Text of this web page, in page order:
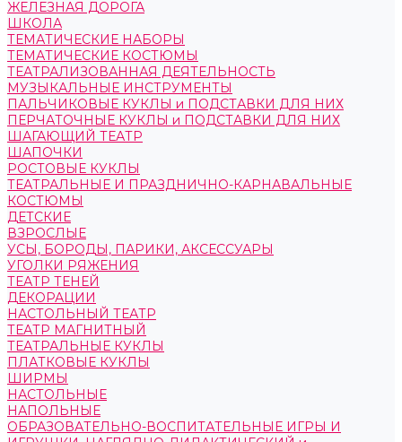
ЖЕЛЕЗНАЯ ДОРОГА
ШКОЛА
ТЕМАТИЧЕСКИЕ НАБОРЫ
ТЕМАТИЧЕСКИЕ КОСТЮМЫ
ТЕАТРАЛИЗОВАННАЯ ДЕЯТЕЛЬНОСТЬ
МУЗЫКАЛЬНЫЕ ИНСТРУМЕНТЫ
ПАЛЬЧИКОВЫЕ КУКЛЫ и ПОДСТАВКИ ДЛЯ НИХ
ПЕРЧАТОЧНЫЕ КУКЛЫ и ПОДСТАВКИ ДЛЯ НИХ
ШАГАЮЩИЙ ТЕАТР
ШАПОЧКИ
РОСТОВЫЕ КУКЛЫ
ТЕАТРАЛЬНЫЕ И ПРАЗДНИЧНО-КАРНАВАЛЬНЫЕ
КОСТЮМЫ
ДЕТСКИЕ
ВЗРОСЛЫЕ
УСЫ, БОРОДЫ, ПАРИКИ, АКСЕССУАРЫ
УГОЛКИ РЯЖЕНИЯ
ТЕАТР ТЕНЕЙ
ДЕКОРАЦИИ
НАСТОЛЬНЫЙ ТЕАТР
ТЕАТР МАГНИТНЫЙ
ТЕАТРАЛЬНЫЕ КУКЛЫ
ПЛАТКОВЫЕ КУКЛЫ
ШИРМЫ
НАСТОЛЬНЫЕ
НАПОЛЬНЫЕ
ОБРАЗОВАТЕЛЬНО-ВОСПИТАТЕЛЬНЫЕ ИГРЫ И